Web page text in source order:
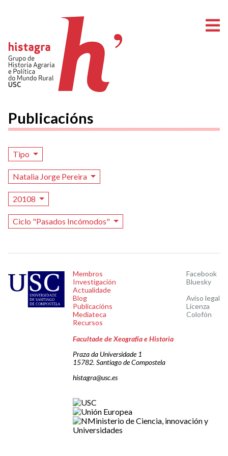
Publicacións
Tipo
Natalia Jorge Pereira
20108
Ciclo "Pasados Incómodos"
Membros
Investigación
Actualidade
Blog
Publicacións
Mediateca
Recursos
Facebook
Bluesky
Aviso legal
Licenza
Colofón
Facultade de Xeografía e Historia
Praza da Universidade 1
15782. Santiago de Compostela
histagra@usc.es